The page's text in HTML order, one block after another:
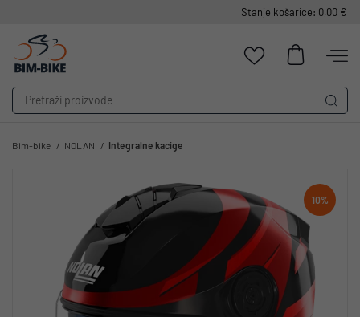
Stanje košarice: 0,00 €
Bim-bike NOLAN Integralne kacige
10%